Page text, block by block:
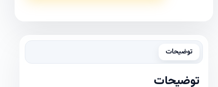
توضیحات
توضیحات